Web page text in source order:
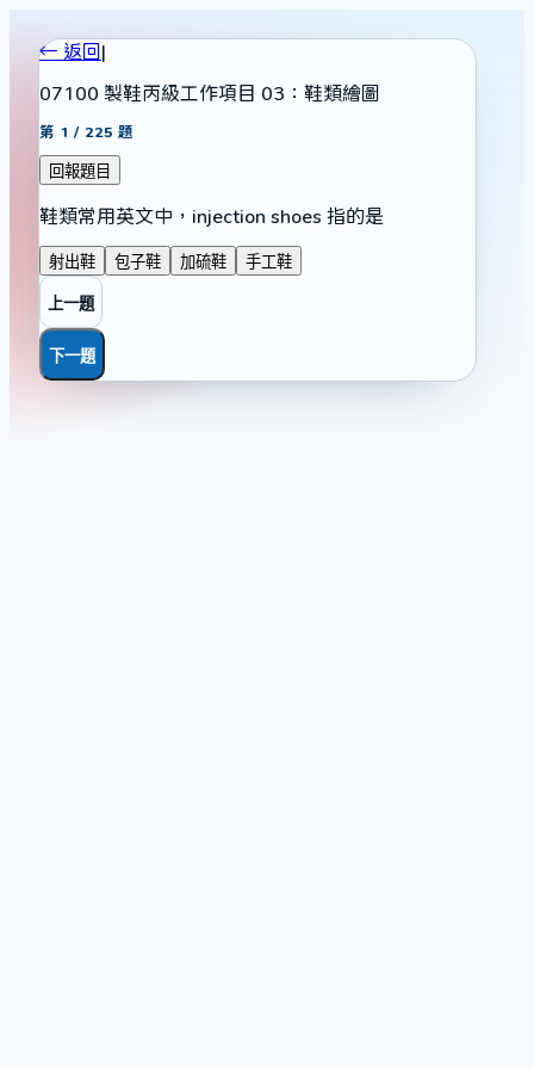
← 返回|
07100 製鞋丙級工作項目 03：鞋類繪圖
第 1 / 225 題
回報題目
鞋類常用英文中，injection shoes 指的是
射出鞋 包子鞋 加硫鞋 手工鞋
上一題
下一題